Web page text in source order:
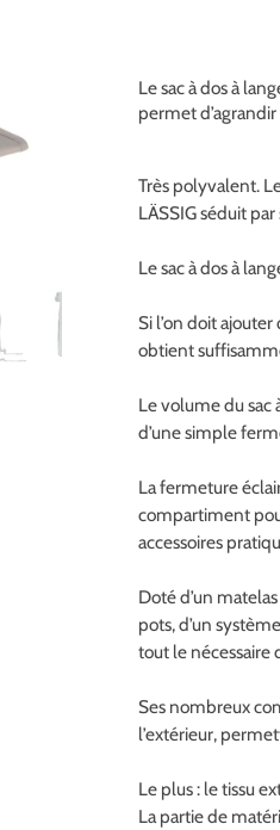
Le sac à dos à
permet
Très polyvalent.
LÄSSIG séduit
Le sac à dos à
Si l’on doit
obtient
Le volume du sac
d’une simple
La fermeture
compartiment
accessoires
Doté d’un
pots, d’un
tout le nécessaire
Ses nombreux
l’extérieur,
Le plus : le tissu
La partie de